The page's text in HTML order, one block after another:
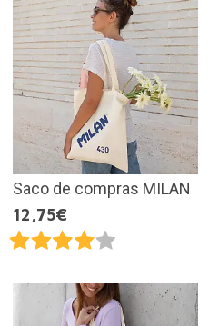
Saco de compras MILAN
12,75€